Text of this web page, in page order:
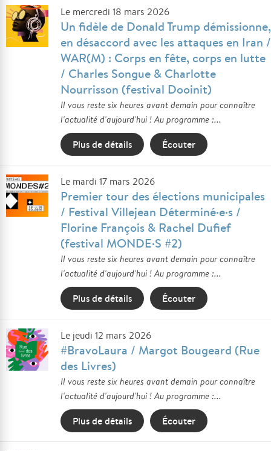
Le mercredi 18 mars 2026
Un fidèle de Donald Trump démissionne,
en désaccord avec les attaques en Iran /
WAR(M) : Corps en fête, corps en lutte
/ Charles Songue & Charlotte
Nourrisson (festival Dooinit)
Il vous reste six heures avant demain pour connaître
l'actualité d'aujourd'hui ! Au programme :...
Plus de détails Écouter
Le mardi 17 mars 2026
Premier tour des élections municipales
/ Festival Villejean Déterminé·e·s /
Florine François & Rachel Dufief
(festival MONDE·S #2)
Il vous reste six heures avant demain pour connaître
l'actualité d'aujourd'hui ! Au programme :...
Plus de détails Écouter
Le jeudi 12 mars 2026
#BravoLaura / Margot Bougeard (Rue
des Livres)
Il vous reste six heures avant demain pour connaître
l'actualité d'aujourd'hui ! Au programme :...
Plus de détails Écouter